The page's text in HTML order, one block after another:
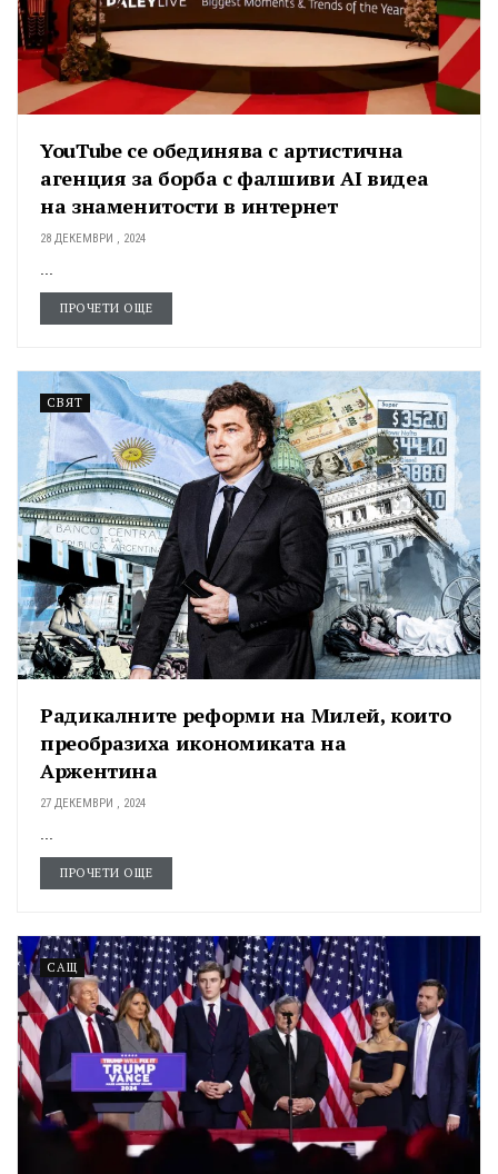
YouTube се обединява с артистична
агенция за борба с фалшиви AI видеа
на знаменитости в интернет
28 ДЕКЕМВРИ , 2024
ПРОЧЕТИ ОЩЕ
СВЯТ
Радикалните реформи на Милей, които
преобразиха икономиката на
Аржентина
27 ДЕКЕМВРИ , 2024
ПРОЧЕТИ ОЩЕ
САЩ